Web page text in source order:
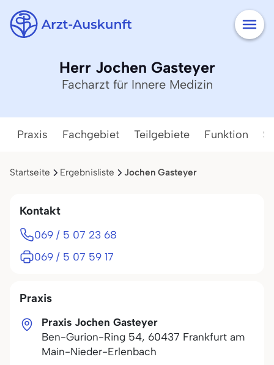
Herr Jochen Gasteyer
Facharzt für Innere Medizin
Praxis Fachgebiet Teilgebiete Funktion
Startseite Ergebnisliste Jochen Gasteyer
Praxis
Praxis Jochen Gasteyer
Ben-Gurion-Ring 54, 60437 Frankfurt am
Main-Nieder-Erlenbach
Kontakt
069 / 5 07 23 68
069 / 5 07 59 17